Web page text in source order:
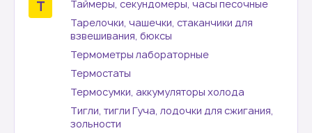
Таймеры, секундомеры, часы песочные
Тарелочки, чашечки, стаканчики для
взвешивания, бюксы
Термометры лабораторные
Термостаты
Термосумки, аккумуляторы холода
Тигли, тигли Гуча, лодочки для сжигания,
зольности